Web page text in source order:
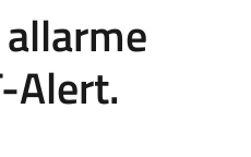
Alert.